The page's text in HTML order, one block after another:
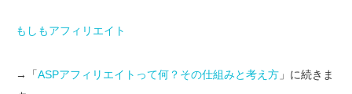
もしもアフィリエイト
→「ASPアフィリエイトって何？その仕組みと考え方 」に続きま